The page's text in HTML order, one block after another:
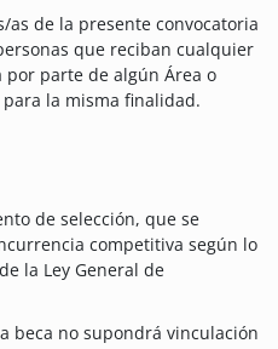
de la presente convocatoria
que reciban cualquier
parte de algún Área o
la misma finalidad.
de selección, que se
competitiva según lo
la Ley General de
beca no supondrá vinculación